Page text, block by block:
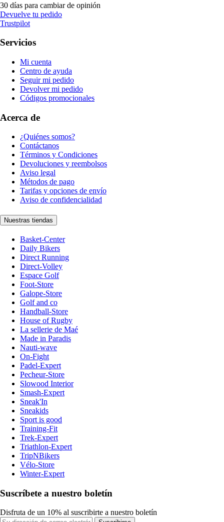
30 días para cambiar de opinión
Devuelve tu pedido
Trustpilot
Servicios
Mi cuenta
Centro de ayuda
Seguir mi pedido
Devolver mi pedido
Códigos promocionales
Acerca de
¿Quiénes somos?
Contáctanos
Términos y Condiciones
Devoluciones y reembolsos
Aviso legal
Métodos de pago
Tarifas y opciones de envío
Aviso de confidencialidad
Nuestras tiendas
Basket-Center
Daily Bikers
Direct Running
Direct-Volley
Espace Golf
Foot-Store
Galope-Store
Golf and co
Handball-Store
House of Rugby
La sellerie de Maé
Made in Paradis
Nauti-wave
On-Fight
Padel-Expert
Pecheur-Store
Slowood Interior
Smash-Expert
Sneak'In
Sneakids
Sport is good
Training-Fit
Trek-Expert
Triathlon-Expert
TripNBikers
Vélo-Store
Winter-Expert
Suscríbete a nuestro boletín
Disfruta de un 10% al suscribirte a nuestro boletín